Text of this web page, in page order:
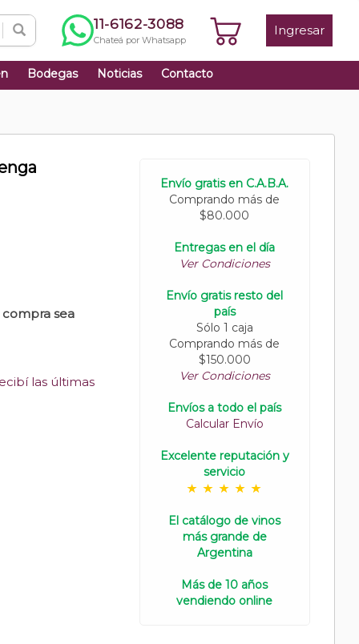
11-6162-3088
Chateá por Whatsapp
Ingresar
Bodegas Noticias Contacto
sea
las últimas
Envío gratis en C.A.B.A.
Comprando más de
$80.000
Entregas en el día
Ver Condiciones
Envío gratis resto del
país
Sólo 1 caja
Comprando más de
$150.000
Ver Condiciones
Envíos a todo el país
Calcular Envío
Excelente reputación y
servicio
El catálogo de vinos
más grande de
Argentina
Más de 10 años
vendiendo online